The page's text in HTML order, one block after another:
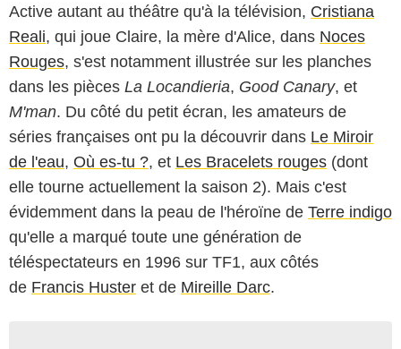
Active autant au théâtre qu'à la télévision, Cristiana
Reali, qui joue Claire, la mère d'Alice, dans Noces
Rouges, s'est notamment illustrée sur les planches
dans les pièces La Locandieria, Good Canary, et
M'man. Du côté du petit écran, les amateurs de
séries françaises ont pu la découvrir dans Le Miroir
de l'eau, Où es-tu ?, et Les Bracelets rouges (dont
elle tourne actuellement la saison 2). Mais c'est
évidemment dans la peau de l'héroïne de Terre indigo
qu'elle a marqué toute une génération de
téléspectateurs en 1996 sur TF1, aux côtés
de Francis Huster et de Mireille Darc.